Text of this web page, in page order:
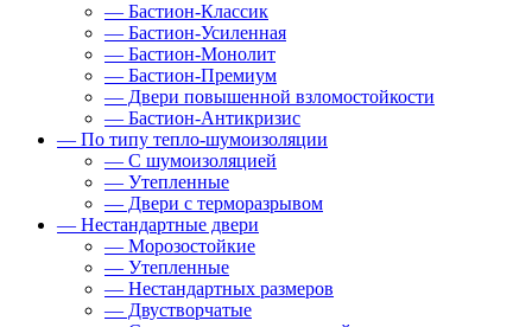
— Бастион-Классик
— Бастион-Усиленная
— Бастион-Монолит
— Бастион-Премиум
— Двери повышенной взломостойкости
— Бастион-Антикризис
— По типу тепло-шумоизоляции
— С шумоизоляцией
— Утепленные
— Двери с терморазрывом
— Нестандартные двери
— Морозостойкие
— Утепленные
— Нестандартных размеров
— Двустворчатые